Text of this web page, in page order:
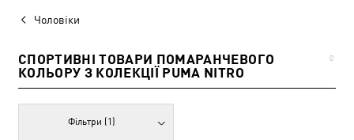
Чоловіки
СПОРТИВНІ ТОВАРИ ПОМАРАНЧЕВОГО
КОЛЬОРУ З КОЛЕКЦІЇ PUMA NITRO
0
Фільтри (1)